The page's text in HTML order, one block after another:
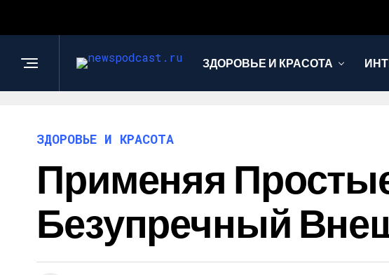
ЗДОРОВЬЕ И КРАСОТА
ЗДОРОВЬЕ И КРАСОТА
Применяя
Безупречный